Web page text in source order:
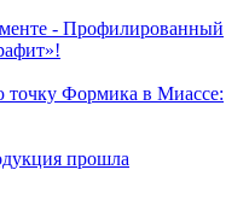
- Профилированный
точку Формика в Миассе:
прошла